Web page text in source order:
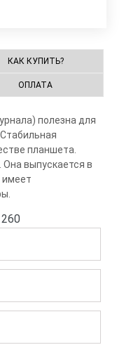
КАК КУПИТЬ?
ОПЛАТА
полезна для
планшета.
выпускается в
имеет